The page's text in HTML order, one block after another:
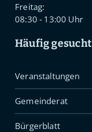
Freitag:
08:30 - 13:00 Uhr
Häufig gesucht
Veranstaltungen
Gemeinderat
Bürgerblatt